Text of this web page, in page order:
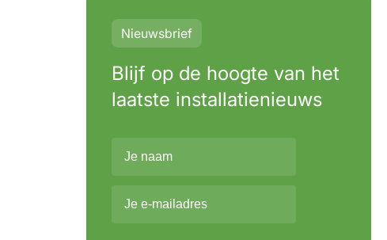
Nieuwsbrief
Blijf op de hoogte van het
laatste installatienieuws